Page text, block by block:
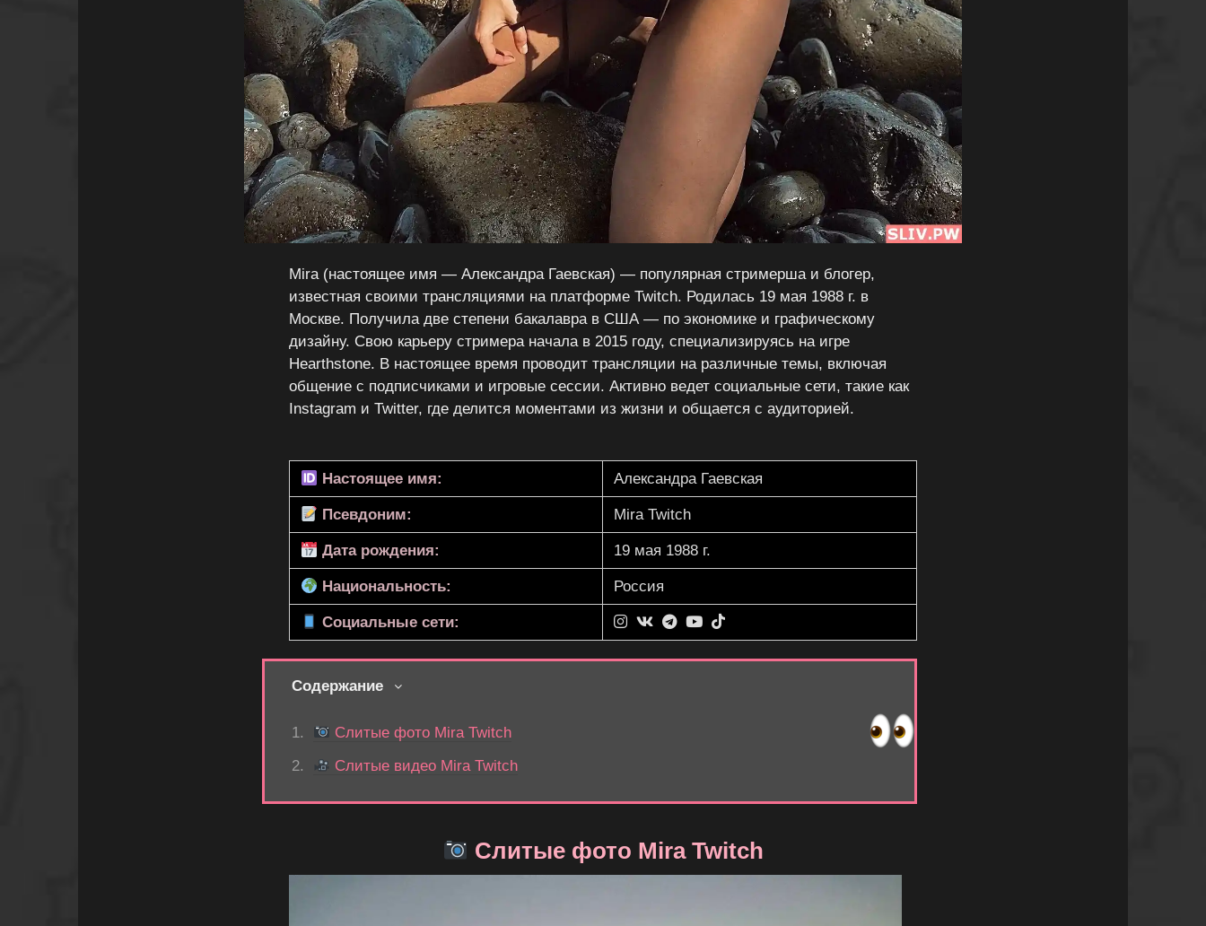
Mira (настоящее имя — Александра Гаевская) — популярная стримерша и блогер,
известная своими трансляциями на платформе Twitch. Родилась 19 мая 1988 г. в
Москве. Получила две степени бакалавра в США — по экономике и графическому
дизайну. Свою карьеру стримера начала в 2015 году, специализируясь на игре
Hearthstone. В настоящее время проводит трансляции на различные темы, включая
общение с подписчиками и игровые сессии. Активно ведет социальные сети, такие как
Instagram и Twitter, где делится моментами из жизни и общается с аудиторией.
Настоящее имя: Александра Гаевская
Псевдоним: Mira Twitch
Дата рождения: 19 мая 1988 г.
Национальность: Россия
Социальные сети:
Содержание
Слитые фото Mira Twitch
Слитые видео Mira Twitch
Слитые фото Mira Twitch